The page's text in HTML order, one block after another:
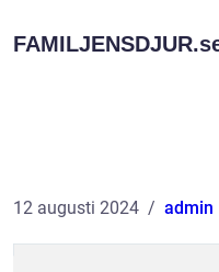
FAMILJENSDJUR.
12 augusti 2024 admin